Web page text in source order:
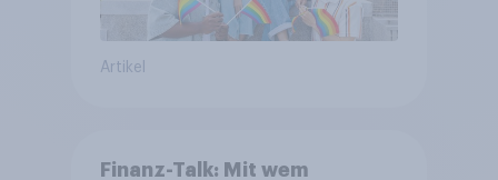
Artikel
Finanz-Talk: Mit wem